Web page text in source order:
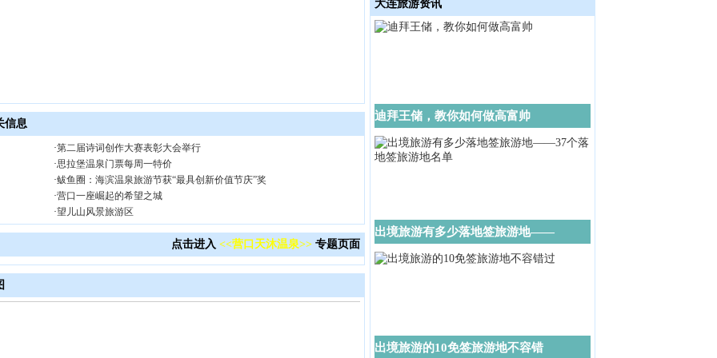
信息
·第二届诗词创作大赛表彰大会举行
·思拉堡温泉门票每周一特价
·鲅鱼圈：海滨温泉旅游节获“最具创新价值节庆”奖
·营口一座崛起的希望之城
·望儿山风景旅游区
点击进入 <<营口天沐温泉>> 专题页面
大连旅游资讯
迪拜王储，教你如何做高富帅
出境旅游有多少落地签旅游地——
出境旅游的10免签旅游地不容错